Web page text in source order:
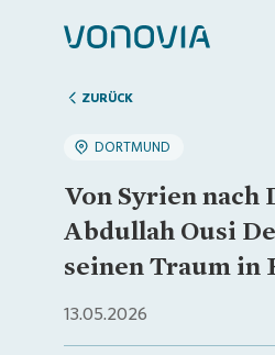
Zuhause finden
Mein Zuhause
Meine Stadt
ZURÜCK
DORTMUND
Von Syrien nach
Abdullah Ousi
seinen Traum in
13.05.2026